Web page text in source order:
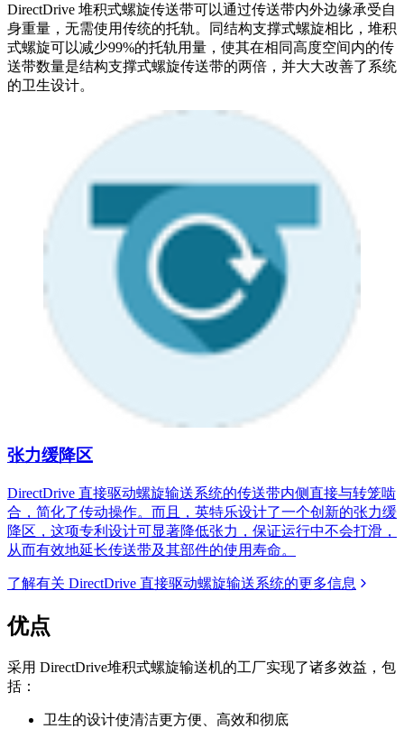
DirectDrive 堆积式螺旋传送带可以通过传送带内外边缘承受自
身重量，无需使用传统的托轨。同结构支撑式螺旋相比，堆积
式螺旋可以减少99%的托轨用量，使其在相同高度空间内的传
送带数量是结构支撑式螺旋传送带的两倍，并大大改善了系统
的卫生设计。
张力缓降区
DirectDrive 直接驱动螺旋输送系统的传送带内侧直接与转笼啮
合，简化了传动操作。而且，英特乐设计了一个创新的张力缓
降区，这项专利设计可显著降低张力，保证运行中不会打滑，
从而有效地延长传送带及其部件的使用寿命。
了解有关 DirectDrive 直接驱动螺旋输送系统的更多信息
优点
采用 DirectDrive堆积式螺旋输送机的工厂实现了诸多效益，包
括：
卫生的设计使清洁更方便、高效和彻底